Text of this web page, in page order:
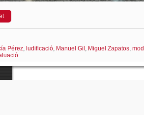
Pérez, ludificació, Manuel Gil , Miguel Zapatos,